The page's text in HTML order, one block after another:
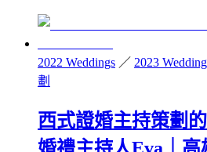
2022 Weddings ／ 2023
劃
西式證婚主持策劃
婚禮主持人Eva｜高